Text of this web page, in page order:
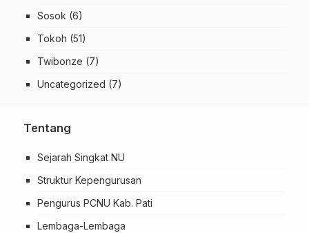
Sosok (6)
Tokoh (51)
Twibonze (7)
Uncategorized (7)
Tentang
Sejarah Singkat NU
Struktur Kepengurusan
Pengurus PCNU Kab. Pati
Lembaga-Lembaga